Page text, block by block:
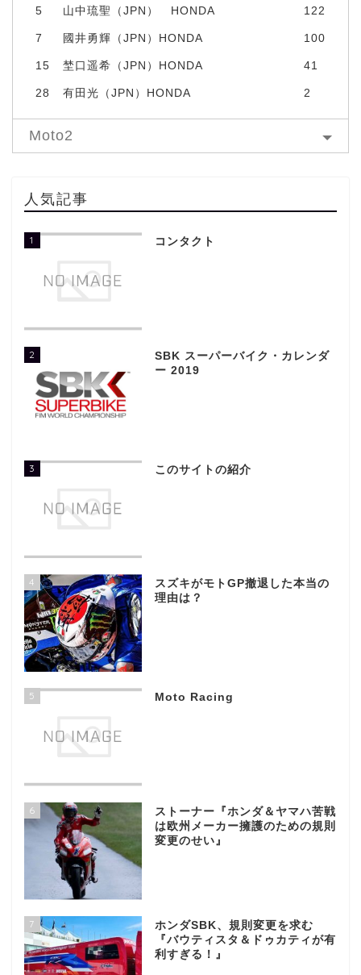
5 山中琉聖（JPN） HONDA 122
7 國井勇輝（JPN）HONDA 100
15 埜口遥希（JPN）HONDA 41
28 有田光（JPN）HONDA 2
Moto2
人気記事
1 コンタクト
2
SBK スーパーバイク・カレンダ
ー 2019
3 このサイトの紹介
4
スズキがモトGP撤退した本当の
理由は？
5 Moto Racing
6
ストーナー『ホンダ＆ヤマハ苦戦
は欧州メーカー擁護のための規則
変更のせい』
7
ホンダSBK、規則変更を求む
『バウティスタ＆ドゥカティが有
利すぎる！』